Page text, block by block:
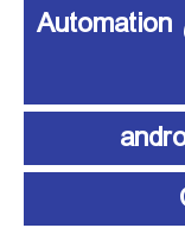
آموزش اتوماسیون صنعتی Automation